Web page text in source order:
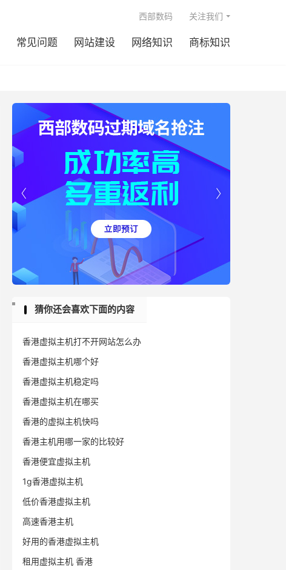
常见问题 网站建设 网络知识 商标知识
西部数码 关注我们


猜你还会喜欢下面的内容
香港虚拟主机打不开网站怎么办
香港虚拟主机哪个好
香港虚拟主机稳定吗
香港虚拟主机在哪买
香港的虚拟主机快吗
香港主机用哪一家的比较好
香港便宜虚拟主机
1g香港虚拟主机
低价香港虚拟主机
高速香港主机
好用的香港虚拟主机
租用虚拟主机 香港